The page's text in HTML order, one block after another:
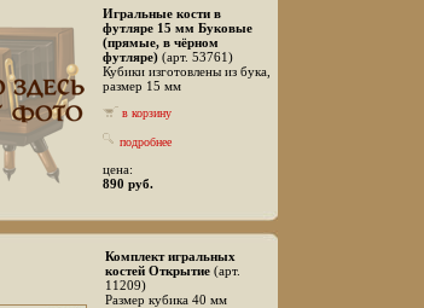
Игральные кости в
футляре 15 мм Буковые
(прямые, в чёрном
футляре) (арт. 53761)
Кубики изготовлены из бука,
размер 15 мм
в корзину
подробнее
цена:
890 руб.
Комплект игральных
костей Открытие (арт.
11209)
Размер кубика 40 мм